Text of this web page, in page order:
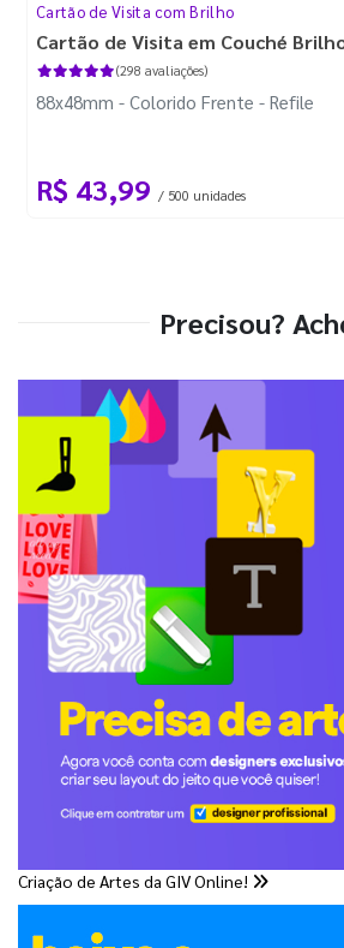
Cartão de Visita com Brilho
Cartão de Visita em Couché
(298 avaliações)
88x48mm - Colorido Frente - Refile
R$ 43,99 / 500 unidades
Precisou?
Criação de Artes da GIV Online!